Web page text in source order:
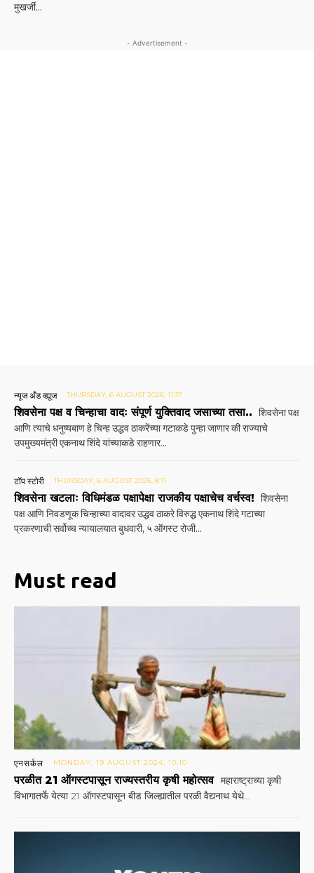
मुखर्जी...
- Advertisement -
न्यूज अँड व्ह्यूज THURSDAY, 6 AUGUST 2026, 11:37
शिवसेना पक्ष व चिन्हाचा वादः संपूर्ण युक्तिवाद जसाच्या तसा.. शिवसेना पक्ष
आणि त्याचे धनुष्यबाण हे चिन्ह उद्धव ठाकरेंच्या गटाकडे पुन्हा जाणार की राज्याचे
उपमुख्यमंत्री एकनाथ शिंदे यांच्याकडे राहणार...
टॉप स्टोरी THURSDAY, 6 AUGUST 2026, 8:11
शिवसेना खटलाः विधिमंडळ पक्षापेक्षा राजकीय पक्षाचेच वर्चस्व! शिवसेना
पक्ष आणि निवडणूक चिन्हाच्या वादावर उद्धव ठाकरे विरुद्ध एकनाथ शिंदे गटाच्या
प्रकरणाची सर्वोच्च न्यायालयात बुधवारी, ५ ऑगस्ट रोजी...
Must read
एनसर्कल MONDAY, 19 AUGUST 2024, 10:10
परळीत 21 ऑगस्टपासून राज्यस्तरीय कृषी महोत्सव महाराष्ट्राच्या कृषी
विभागातर्फे येत्या 21 ऑगस्टपासून बीड जिल्ह्यातील परळी वैद्यनाथ येथे...